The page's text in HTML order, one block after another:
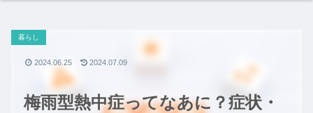
梅雨型熱中症ってなあに？症状・
暮らし
2024.06.25 2024.07.09